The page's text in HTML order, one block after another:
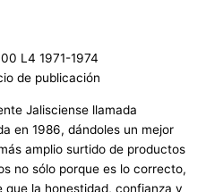
L4 1971-1974
de publicación
Jalisciense llamada
en 1986, dándoles un mejor
amplio surtido de productos
no sólo porque es lo correcto,
la honestidad, confianza y